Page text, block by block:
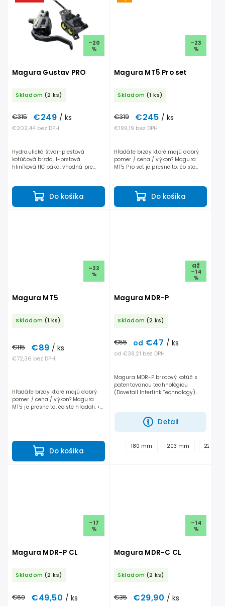
–20
%
Magura Gustav PRO
Skladom (2 ks)
€202,44 bez DPH
€315 €249 / ks
Do košíka
Hydraulická štvor-piestová
kotúčová brzda, 1-prstová
hliníková HC páka, vhodná pre
pri všetkých podmienkach....
–23
%
Magura MT5 Pro set
Skladom (1 ks)
€199,19 bez DPH
€319 €245 / ks
Do košíka
Hľadáte brzdy ktoré majú dobrý
pomer / cena / výkon? Magura
MT5 Pro set je presne to, čo ste
páčkou a Magura Storm...
–22
%
Magura MT5
Skladom (1 ks)
€72,36 bez DPH
€115 €89 / ks
Do košíka
Hľadáte brzdy ktoré majú dobrý
pomer / cena / výkon? Magura
MT5 je presne to, čo ste hľadali. •
až
–14
%
Magura MDR-P
Skladom (2 ks)
od €38,21 bez DPH
€55 od €47 / ks
Detail
Magura MDR-P brzdový kotúč s
patentovanou technológiou
(Dovetail Interlink Technology)
šiestimi nitmi o brzdovú časť...
180 mm 203 mm 220
–17
%
Magura MDR-P CL
Skladom (2 ks)
€60 €49,50 / ks
–14
%
Magura MDR-C CL
Skladom (2 ks)
€35 €29,90 / ks